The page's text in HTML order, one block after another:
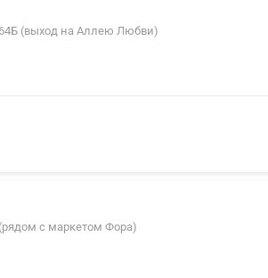
(выход на Аллею Любви)
с маркетом Фора)